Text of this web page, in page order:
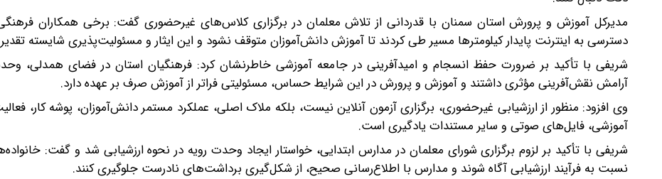
مدیرکل آموزش و پرورش استان سمنان با قدردانی از تلاش معلمان در برگزاری کلاس‌های غیرحضوری گفت: برخی همکاران
دسترسی به اینترنت پایدار کیلومترها مسیر طی کردند تا آموزش دانش‌آموزان متوقف نشود و این ایثار و مسئولیت‌پذیری شایسته
شریفی با تأکید بر ضرورت حفظ انسجام و امیدآفرینی در جامعه آموزشی خاطرنشان کرد: فرهنگیان استان در فضای همدلی،
آرامش نقش‌آفرینی مؤثری داشتند و آموزش و پرورش در این شرایط حساس، مسئولیتی فراتر از آموزش صرف بر عهده دارد.
وی افزود: منظور از ارزشیابی غیرحضوری، برگزاری آزمون آنلاین نیست، بلکه ملاک اصلی، عملکرد مستمر دانش‌آموزان، پوشه کار،
آموزشی، فایل‌های صوتی و سایر مستندات یادگیری است.
شریفی با تأکید بر لزوم برگزاری شورای معلمان در مدارس ابتدایی، خواستار ایجاد وحدت رویه در نحوه ارزشیابی شد و گفت:
نسبت به فرآیند ارزشیابی آگاه شوند و مدارس با اطلاع‌رسانی صحیح، از شکل‌گیری برداشت‌های نادرست جلوگیری کنند.